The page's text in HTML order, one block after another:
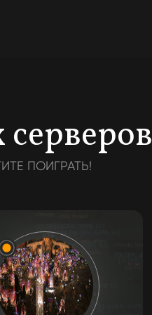
ПОИГРАТЬ!